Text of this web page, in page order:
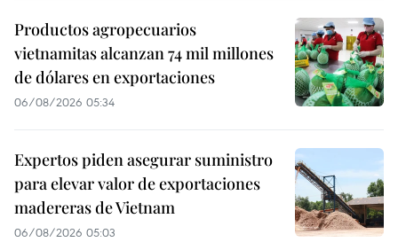
Productos agropecuarios
vietnamitas alcanzan 74 mil millones
de dólares en exportaciones
06/08/2026 05:34
Expertos piden asegurar suministro
para elevar valor de exportaciones
madereras de Vietnam
06/08/2026 05:03